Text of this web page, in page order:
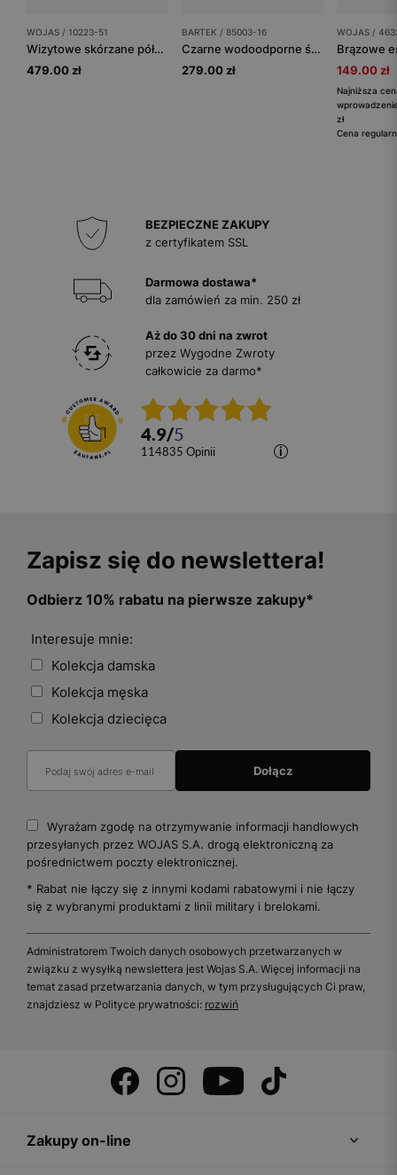
WOJAS / 10223-51
Wizytowe skórzane półbuty męskie z ozdobym przeszyciem
479.00 zł
BARTEK / 85003-16
Czarne wodoodporne śniegowce z różowymi gwiazdkami BARTEK 85003-16
279.00 zł
WOJAS /
149.00 zł
Najniższa
zł
Cena
BEZPIECZNE ZAKUPY
z certyfikatem SSL
Darmowa dostawa*
dla zamówień za min. 250 zł
Aż do 30 dni na zwrot
przez Wygodne Zwroty
całkowicie za darmo*
4.9/5
114835 opinii
Zapisz się do newslettera!
Odbierz 10% rabatu na pierwsze zakupy*
Interesuje mnie:
Kolekcja damska
Kolekcja męska
Kolekcja dziecięca
Wyrażam zgodę na otrzymywanie informacji handlowych
przesyłanych przez WOJAS S.A. drogą elektroniczną za
pośrednictwem poczty elektronicznej.
* Rabat nie łączy się z innymi kodami rabatowymi i nie łączy
się z wybranymi produktami z linii military i brelokami.
Administratorem Twoich danych osobowych przetwarzanych w
związku z wysyłką newslettera jest Wojas S.A. Więcej informacji na
temat zasad przetwarzania danych, w tym przysługujących Ci praw,
znajdziesz w Polityce prywatności: rozwiń
Zakupy on-line